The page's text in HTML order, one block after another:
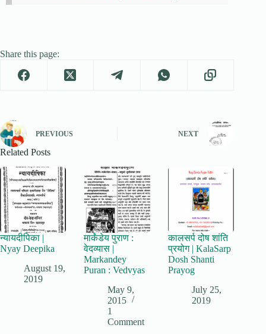
Share this page:
PREVIOUS NEXT
Related Posts
न्यायदीपिका |
Nyay Deepika
August 19,
2019
मार्कंडेय पुराण :
वेदव्यास |
Markandey
Puran : Vedvyas
May 9,
2015
1
Comment
कालसर्प दोष शांति
प्रयोग | KalaSarp
Dosh Shanti
Prayog
July 25,
2019